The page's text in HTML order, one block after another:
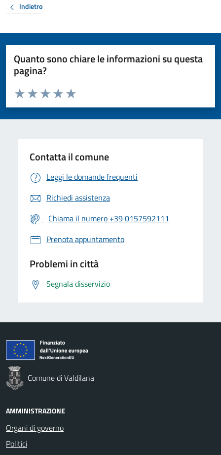
Indietro
Quanto sono chiare le informazioni su questa
pagina?
Valuta da 1 a 5 stelle la pagina
Valuta 5 stelle su 5
Valuta 4 stelle su 5
Valuta 3 stelle su 5
Valuta 2 stelle su 5
Valuta 1 stelle su 5
Contatta il comune
Leggi le domande frequenti
Richiedi assistenza
Chiama il numero +39 0157592111
Prenota appuntamento
Problemi in città
Segnala disservizio
Comune di Valdilana
AMMINISTRAZIONE
Organi di governo
Politici